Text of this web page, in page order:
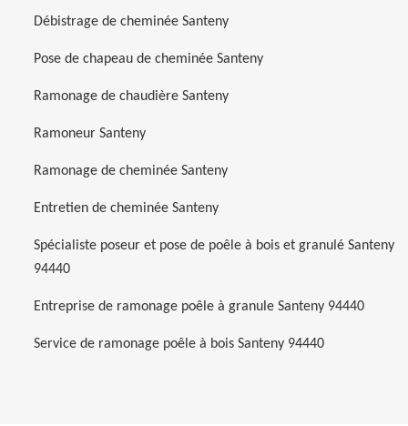
Débistrage de cheminée Santeny
Pose de chapeau de cheminée Santeny
Ramonage de chaudière Santeny
Ramoneur Santeny
Ramonage de cheminée Santeny
Entretien de cheminée Santeny
Spécialiste poseur et pose de poêle à bois et granulé Santeny
94440
Entreprise de ramonage poêle à granule Santeny 94440
Service de ramonage poêle à bois Santeny 94440